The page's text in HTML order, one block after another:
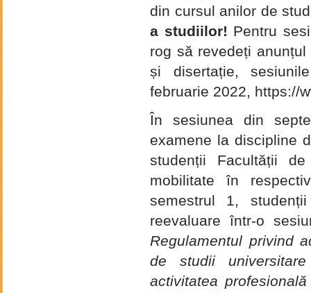
din cursul anilor de
a studiilor! Pentru
rog să revedeți
și disertație,
februarie 2022, https://
În sesiunea din
examene la discipline
studenții Facultății
mobilitate în
semestrul 1,
reevaluare într-o
Regulamentul privind
de studii
activitatea